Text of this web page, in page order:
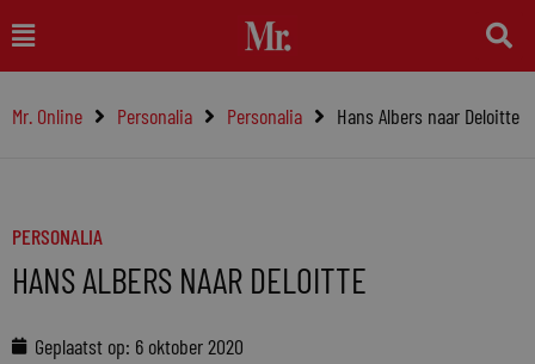
naar
inhoud
Main
Menu
Mr. Online Personalia Personalia Hans Albers naar Deloitte
PERSONALIA
HANS ALBERS NAAR DELOITTE
Geplaatst op: 6 oktober 2020